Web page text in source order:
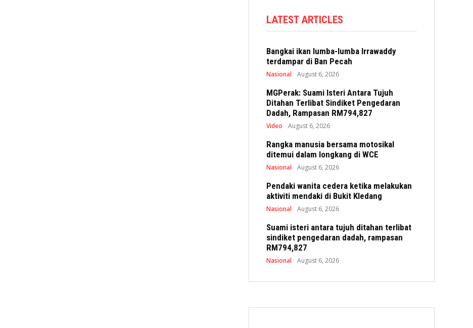
LATEST ARTICLES
Bangkai ikan lumba-lumba Irrawaddy
terdampar di Ban Pecah
Nasional August 6, 2026
MGPerak: Suami Isteri Antara Tujuh
Ditahan Terlibat Sindiket Pengedaran
Dadah, Rampasan RM794,827
Video August 6, 2026
Rangka manusia bersama motosikal
ditemui dalam longkang di WCE
Nasional August 6, 2026
Pendaki wanita cedera ketika melakukan
aktiviti mendaki di Bukit Kledang
Nasional August 6, 2026
Suami isteri antara tujuh ditahan terlibat
sindiket pengedaran dadah, rampasan
RM794,827
Nasional August 6, 2026